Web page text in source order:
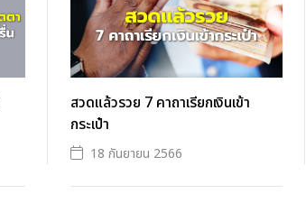
สวดแล้วรวย 7 คาถาเรียกเงินเข้า
กระเป๋า
18 กันยายน 2566